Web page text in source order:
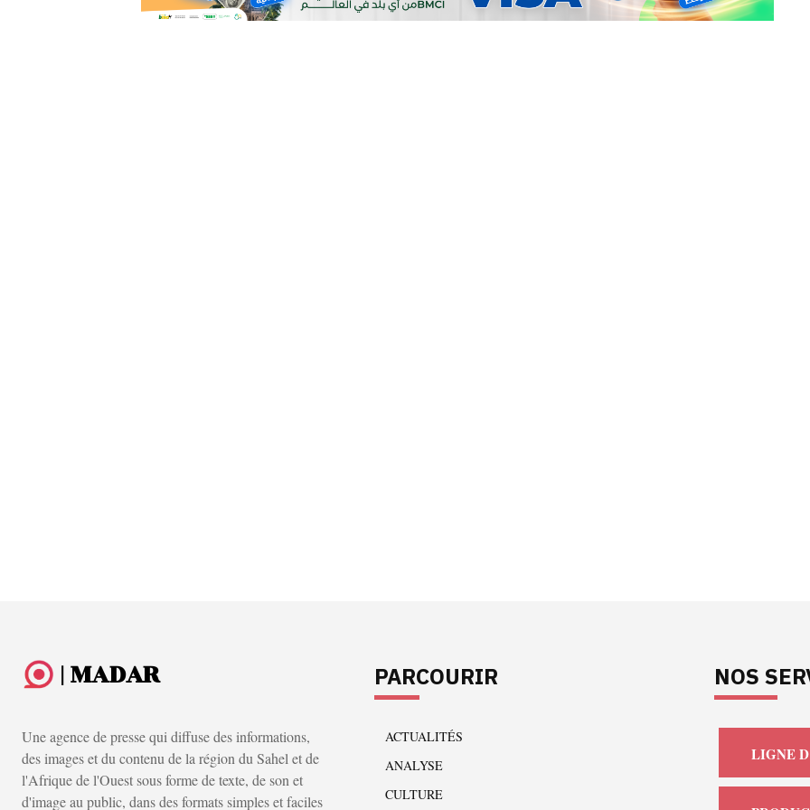
| MADAR
Une agence de presse qui diffuse des informations,
des images et du contenu de la région du Sahel et de
l'Afrique de l'Ouest sous forme de texte, de son et
d'image au public, dans des formats simples et faciles
PARCOURIR
ACTUALITÉS
ANALYSE
CULTURE
NOS
LIGNE